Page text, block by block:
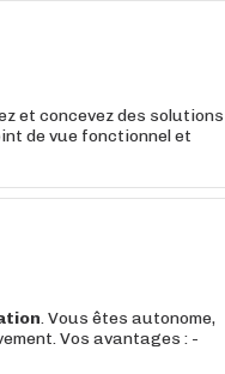
et concevez des solutions
de vue fonctionnel et
. Vous êtes autonome,
Vos avantages : -